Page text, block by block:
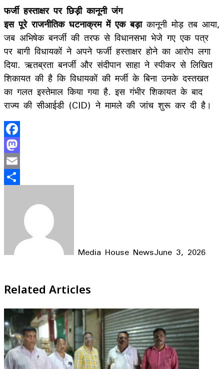
फर्जी हस्ताक्षर पर छिड़ी कानूनी जंग
इस पूरे राजनीतिक घटनाक्रम में एक बड़ाकानूनी मोड़ तब आया,
जब अभिषेक बनर्जी की तरफ से विधानसभा भेजे गए एक पत्र
पर बागी विधायकों ने अपने फर्जी हस्ताक्षर होने का आरोप लगा
दिया. ऋतब्रता बनर्जी और संदीपान साहा ने स्पीकर से लिखित
शिकायत की है कि विधायकों की मर्जी के बिना उनके दस्तखत
का गलत इस्तेमाल किया गया है. इस गंभीर शिकायत के बाद
राज्य की सीआईडी (CID) ने मामले की जांच शुरू कर दी है।
Facebook
Mastodon
Email
Media House NewsJune 3, 2026
Related Articles